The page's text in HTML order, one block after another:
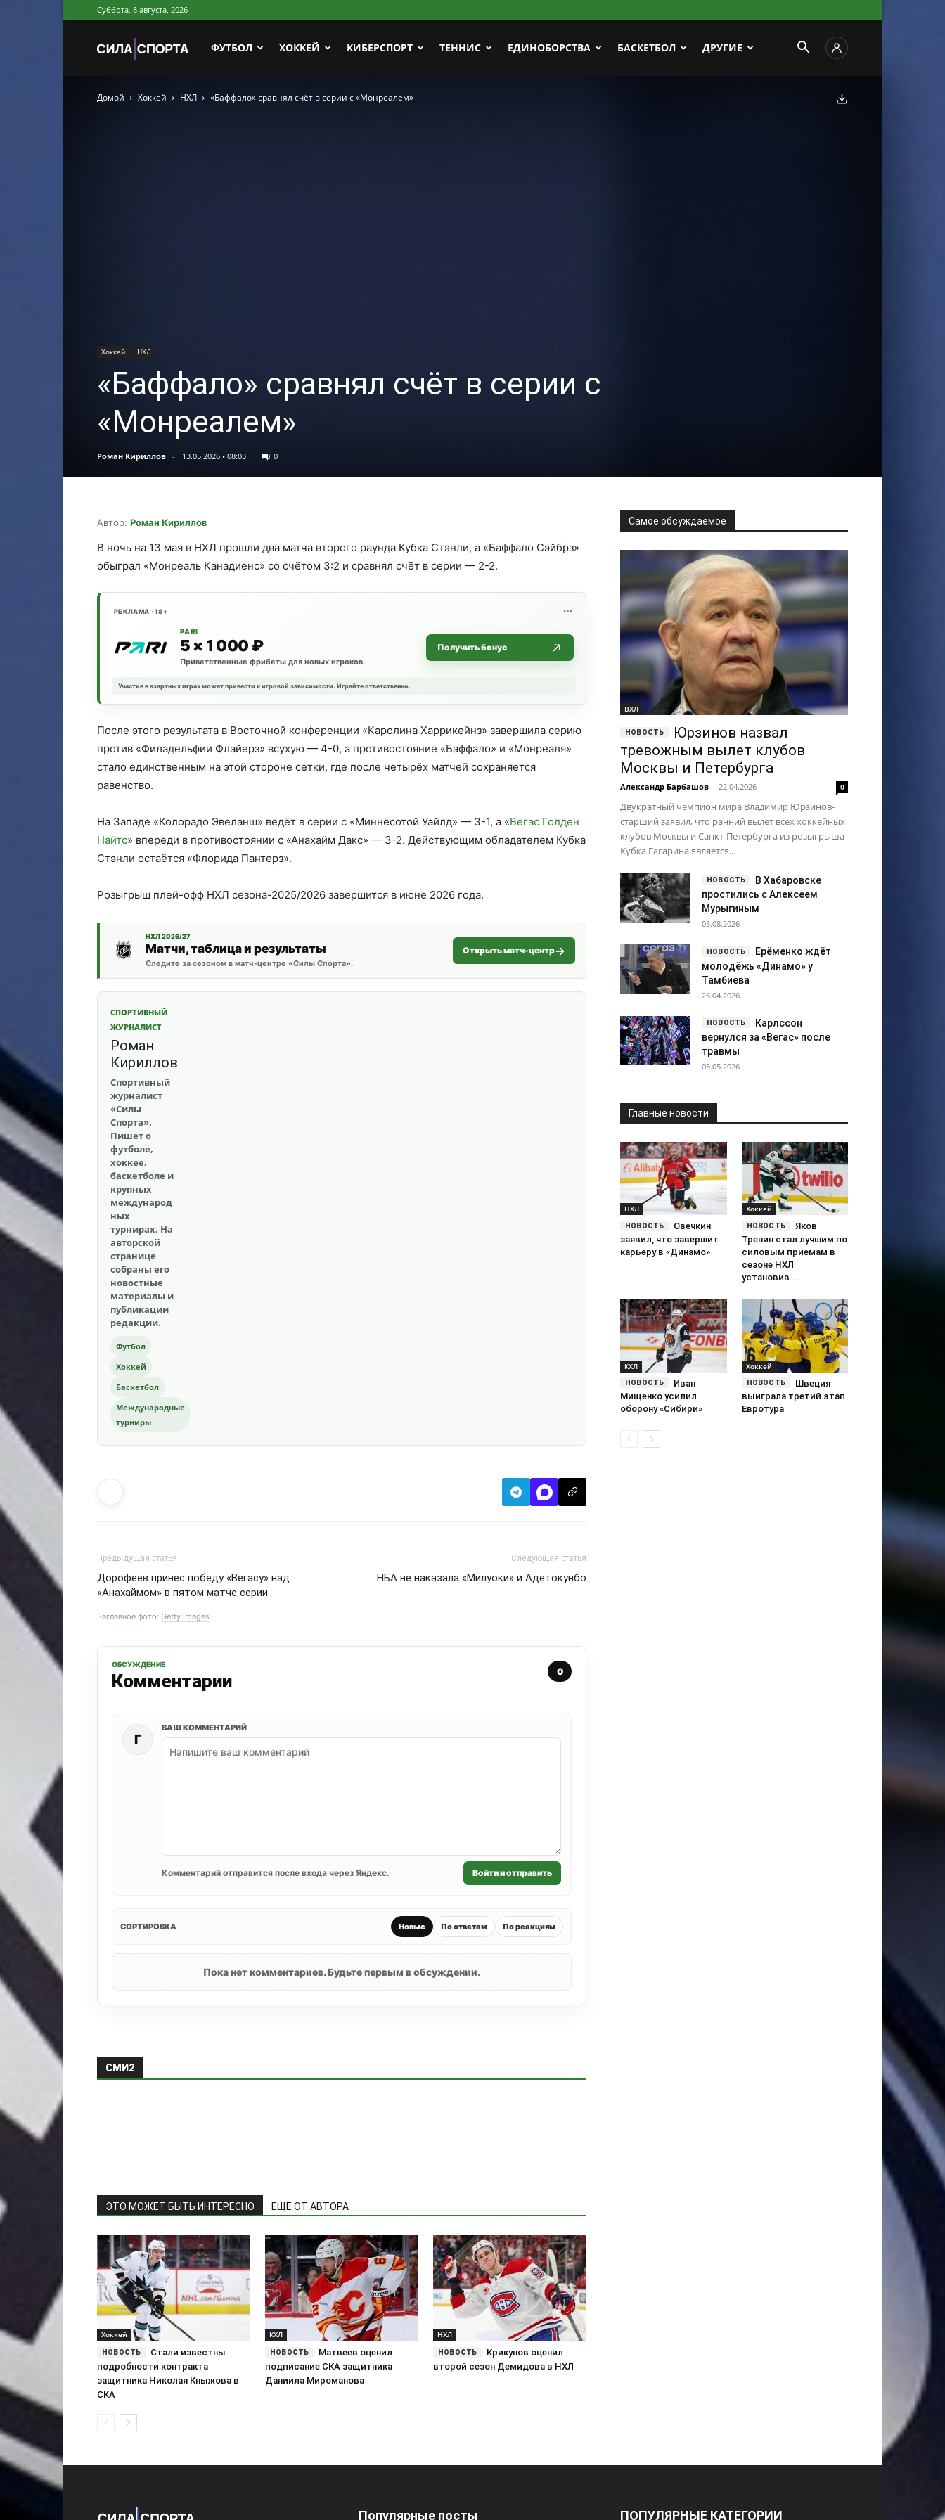
Суббота, 8 августа, 2026
Сила
Спорта
ФУТБОЛ ХОККЕЙ КИБЕРСПОРТ ТЕННИС ЕДИНОБОРСТВА БАСКЕТБОЛ ДРУГИЕ
Домой Хоккей НХЛ «Баффало» сравнял счёт в серии с «Монреалем»
Хоккей НХЛ
«Баффало» сравнял счёт в серии с
«Монреалем»
Роман Кириллов - 13.05.2026 • 08:03 0
Скачать фото
Автор: Роман Кириллов
В ночь на 13 мая в НХЛ прошли два матча второго раунда Кубка Стэнли, а «Баффало Сэйбрз»
обыграл «Монреаль Канадиенс» со счётом 3:2 и сравнял счёт в серии — 2-2.
РЕКЛАМА · 18+
PARI
5 × 1 000 ₽
Приветственные фрибеты для новых игроков.
Получить бонус
Участие в азартных играх может привести к игровой зависимости. Играйте ответственно.
После этого результата в Восточной конференции «Каролина Харрикейнз» завершила серию
против «Филадельфии Флайерз» всухую — 4-0, а противостояние «Баффало» и «Монреаля»
стало единственным на этой стороне сетки, где после четырёх матчей сохраняется
равенство.
На Западе «Колорадо Эвеланш» ведёт в серии с «Миннесотой Уайлд» — 3-1, а «Вегас Голден
Найтс» впереди в противостоянии с «Анахайм Дакс» — 3-2. Действующим обладателем Кубка
Стэнли остаётся «Флорида Пантерз».
Розыгрыш плей-офф НХЛ сезона-2025/2026 завершится в июне 2026 года.
НХЛ 2026/27
Матчи, таблица и результаты
Следите за сезоном в матч-центре «Силы Спорта».
Открыть матч-центр
СПОРТИВНЫЙ
ЖУРНАЛИСТ
Роман
Кириллов
Спортивный
журналист
«Силы
Спорта».
Пишет о
футболе,
хоккее,
баскетболе и
крупных
международ
ных
турнирах. На
авторской
странице
собраны его
новостные
материалы и
публикации
редакции.
Футбол
Хоккей
Баскетбол
Международные
турниры
Предыдущая статья
Дорофеев принёс победу «Вегасу» над
«Анахаймом» в пятом матче серии
Следующая статья
НБА не наказала «Милуоки» и Адетокунбо
Заглавное фото: Getty Images
ОБСУЖДЕНИЕ
Комментарии 0
Г
ВАШ КОММЕНТАРИЙ
Комментарий отправится после входа через Яндекс. Войти и отправить
СОРТИРОВКА Новые По ответам По реакциям
Пока нет комментариев. Будьте первым в обсуждении.
СМИ2
ЭТО МОЖЕТ БЫТЬ ИНТЕРЕСНО ЕЩЕ ОТ АВТОРА
Хоккей
Стали известны
подробности контракта
защитника Николая Кныжова в
СКА
КХЛ
Матвеев оценил
подписание СКА защитника
Даниила Мироманова
НХЛ
Крикунов оценил
второй сезон Демидова в НХЛ
Самое обсуждаемое
ВХЛ
Юрзинов назвал
тревожным вылет клубов
Москвы и Петербурга
Александр Барбашов - 22.04.2026 0
Двукратный чемпион мира Владимир Юрзинов-
старший заявил, что ранний вылет всех хоккейных
клубов Москвы и Санкт-Петербурга из розыгрыша
Кубка Гагарина является...
В Хабаровске
простились с Алексеем
Мурыгиным
05.08.2026
Ерёменко ждёт
молодёжь «Динамо» у
Тамбиева
26.04.2026
Карлссон
вернулся за «Вегас» после
травмы
05.05.2026
Главные новости
НХЛ
Овечкин
заявил, что завершит
карьеру в «Динамо»
Хоккей
Яков
Тренин стал лучшим по
силовым приемам в
сезоне НХЛ
установив...
КХЛ
Иван
Мищенко усилил
оборону «Сибири»
Хоккей
Швеция
выиграла третий этап
Евротура
Популярные посты ПОПУЛЯРНЫЕ КАТЕГОРИИ